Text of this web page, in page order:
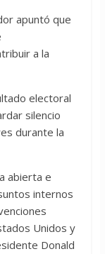
apuntó que
a la
electoral
silencio
durante la
abierta e
internos
Unidos y
Donald